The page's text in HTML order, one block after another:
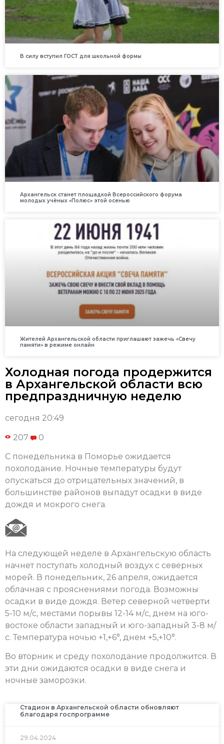
В силу вступил ГОСТ для школьной формы
Архангельск станет площадкой Всероссийского форума
молодых учёных «Полюс» этой осенью
Жителей Архангельской области приглашают зажечь «Свечу
памяти» в режиме онлайн
Холодная погода продержится
в Архангельской области всю
предпраздничную неделю
сегодня 20:49
207 0
С понедельника в Поморье ожидается
похолодание. Ночные температуры будут
опускаться до отрицательных значений, в
большинстве районов выпадут осадки в виде
дождя и мокрого снега.
На следующей неделе в Архангельскую область
начнет поступать холодный воздух с северных
морей. В понедельник, 26 апреля, ожидается
облачная с прояснениями погода. Возможны
осадки в виде дождя. Ветер северной четверти
5-10 м/с, местами порывы 12-14 м/с, днем на юго-
востоке области западный и юго-западный 3-8 м/
с. Температура ночью +1,+6°, днем +5,+10°.
Во вторник и среду похолодание продолжится. В
эти дни ожидаются осадки в виде снега и
ночные заморозки.
Стадион в Архангельской области обновляют
благодаря госпрограмме
29.04.2024